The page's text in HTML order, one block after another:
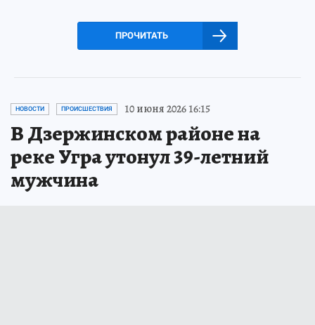
ПРОЧИТАТЬ
НОВОСТИ ПРОИСШЕСТВИЯ 10 июня 2026 16:15
В Дзержинском районе на
реке Угра утонул 39-летний
мужчина